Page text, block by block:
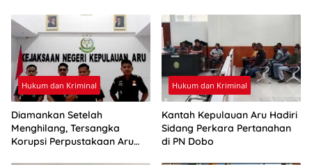
Penyelidikan
Hukum dan Kriminal
Diamankan Setelah
Menghilang, Tersangka
Korupsi Perpustakaan Aru
Hukum dan Kriminal
Kantah Kepulauan Aru Hadiri
Sidang Perkara Pertanahan
di PN Dobo